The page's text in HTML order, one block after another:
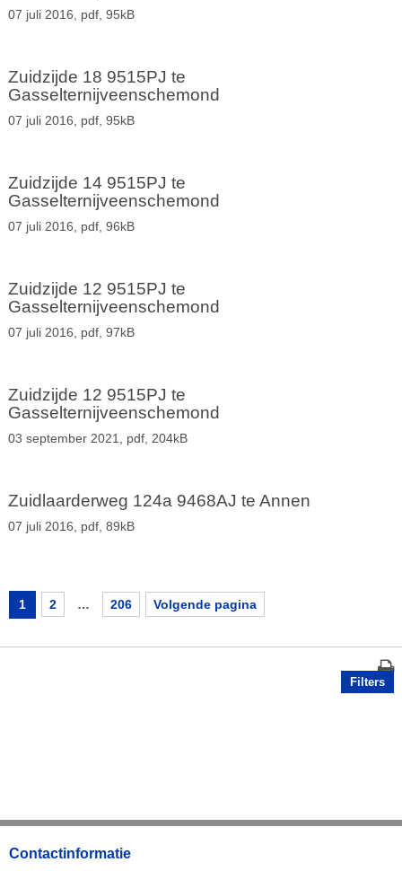
07 juli 2016, pdf, 95kB
Zuidzijde 18 9515PJ te
Gasselternijveenschemond
07 juli 2016, pdf, 95kB
Zuidzijde 14 9515PJ te
Gasselternijveenschemond
07 juli 2016, pdf, 96kB
Zuidzijde 12 9515PJ te
Gasselternijveenschemond
07 juli 2016, pdf, 97kB
Zuidzijde 12 9515PJ te
Gasselternijveenschemond
03 september 2021, pdf, 204kB
Zuidlaarderweg 124a 9468AJ te Annen
07 juli 2016, pdf, 89kB
1 2 … 206 Volgende pagina
Filters
Contactinformatie